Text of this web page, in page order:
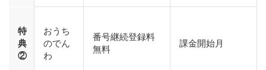
特
典
②
おうち
のでん
わ
番号継続登録料
無料
課金開始月